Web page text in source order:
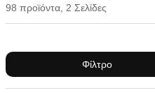
98 προϊόντα, 2 Σελίδες
Φίλτρο